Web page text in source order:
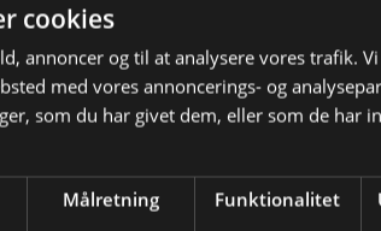
1/6 2026
cookies
annoncer og til at analysere vores trafik.
med vores annoncerings- og
som du har givet dem, eller som de har
Målretning Funktionalitet